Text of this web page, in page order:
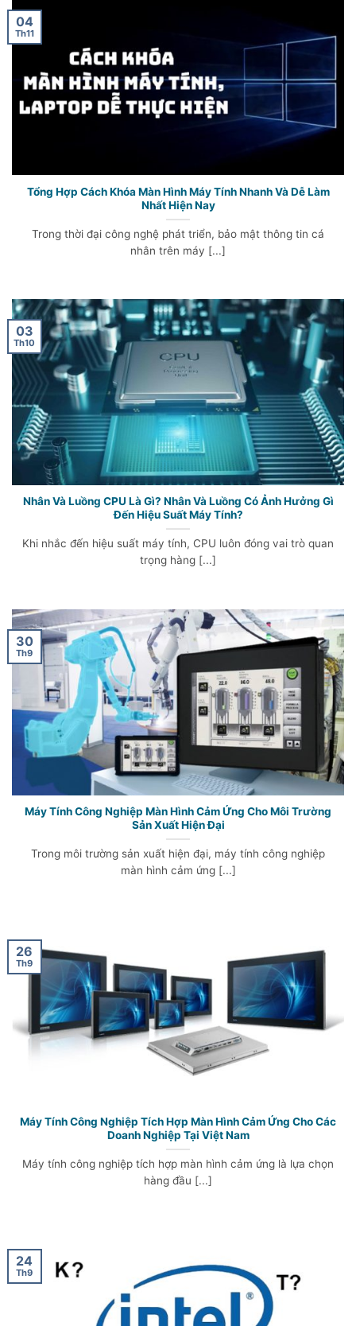
Tổng Hợp Cách Khóa Màn Hình Máy Tính Nhanh Và Dễ Làm
Nhất Hiện Nay
Trong thời đại công nghệ phát triển, bảo mật thông tin cá
nhân trên máy [...]
04
Th11
Nhân Và Luồng CPU Là Gì? Nhân Và Luồng Có Ảnh Hưởng Gì
Đến Hiệu Suất Máy Tính?
Khi nhắc đến hiệu suất máy tính, CPU luôn đóng vai trò quan
trọng hàng [...]
03
Th10
Máy Tính Công Nghiệp Màn Hình Cảm Ứng Cho Môi Trường
Sản Xuất Hiện Đại
Trong môi trường sản xuất hiện đại, máy tính công nghiệp
màn hình cảm ứng [...]
30
Th9
Máy Tính Công Nghiệp Tích Hợp Màn Hình Cảm Ứng Cho Các
Doanh Nghiệp Tại Việt Nam
Máy tính công nghiệp tích hợp màn hình cảm ứng là lựa chọn
hàng đầu [...]
26
Th9
24
Th9